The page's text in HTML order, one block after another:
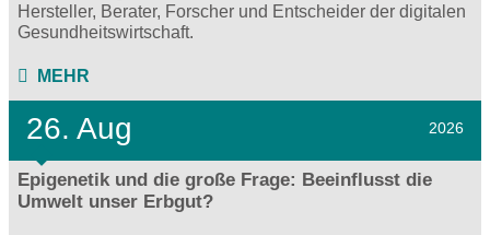
Hersteller, Berater, Forscher und Entscheider der digitalen
Gesundheitswirtschaft.
MEHR
26. Aug 2026
Epigenetik und die große Frage: Beeinflusst die
Umwelt unser Erbgut?